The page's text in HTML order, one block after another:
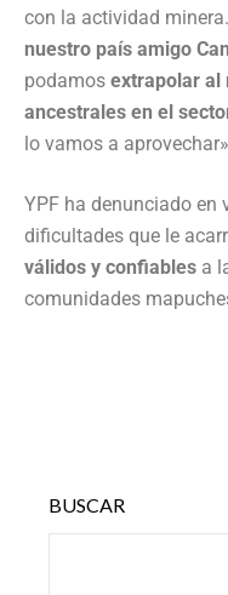
con la actividad minera.
nuestro país amigo
podamos extrapolar al
ancestrales en el
lo vamos a
YPF ha denunciado en
dificultades que le
válidos y confiables a
comunidades
BUSCAR